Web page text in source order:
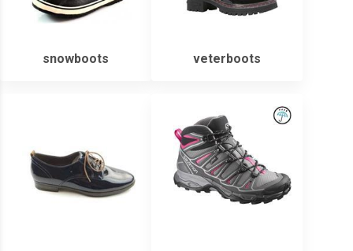
snowboots veterboots